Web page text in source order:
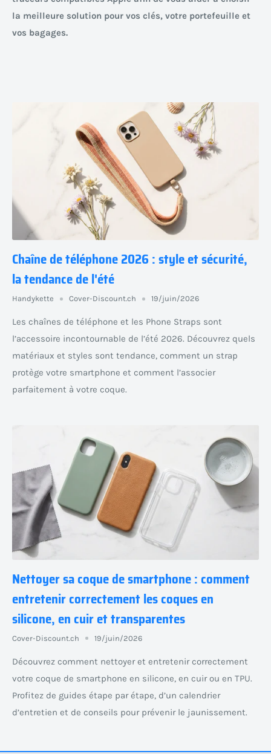
la meilleure solution pour vos clés, votre portefeuille et
vos bagages.
Chaîne de téléphone 2026 : style et sécurité,
la tendance de l'été
Handykette Cover-Discount.ch 19/juin/2026
Les chaînes de téléphone et les Phone Straps sont
l’accessoire incontournable de l’été 2026. Découvrez quels
matériaux et styles sont tendance, comment un strap
protège votre smartphone et comment l’associer
parfaitement à votre coque.
Nettoyer sa coque de smartphone : comment
entretenir correctement les coques en
silicone, en cuir et transparentes
Cover-Discount.ch 19/juin/2026
Découvrez comment nettoyer et entretenir correctement
votre coque de smartphone en silicone, en cuir ou en TPU.
Profitez de guides étape par étape, d’un calendrier
d’entretien et de conseils pour prévenir le jaunissement.